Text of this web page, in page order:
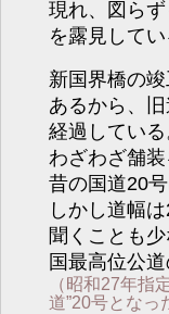
現れ、図ら
を露見してい
新国界橋の
あるから、
経過している
わざわざ舗
昔の国道20
しかし道幅
聞くことも
国最高位公
（昭和27年指
道”20号となっ